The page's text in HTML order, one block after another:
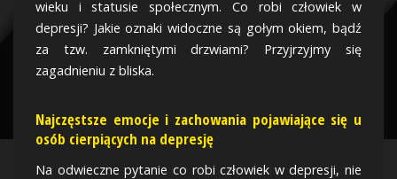
wieku i statusie społecznym. Co robi człowiek w
depresji? Jakie oznaki widoczne są gołym okiem, bądź
za tzw. zamkniętymi drzwiami? Przyjrzyjmy się
zagadnieniu z bliska.
Najczęstsze emocje i zachowania pojawiające się u
osób cierpiących na depresję
Na odwieczne pytanie co robi człowiek w depresji, nie